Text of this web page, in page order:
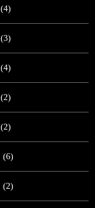
(4)
(3)
(4)
(2)
(2)
(6)
(2)